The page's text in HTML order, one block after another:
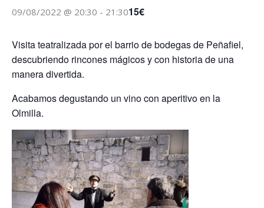
09/08/2022 @ 20:30 - 21:3015€
Visita teatralizada por el barrio de bodegas de Peñafiel,
descubriendo rincones mágicos y con historia de una
manera divertida.
Acabamos degustando un vino con aperitivo en la
Olmilla.